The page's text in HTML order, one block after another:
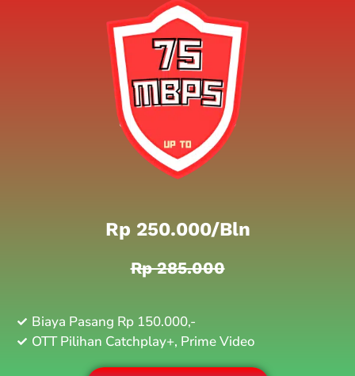
Rp 250.000/bln
Rp 285.000
Biaya Pasang Rp 150.000,-
OTT Pilihan Catchplay+, Prime Video